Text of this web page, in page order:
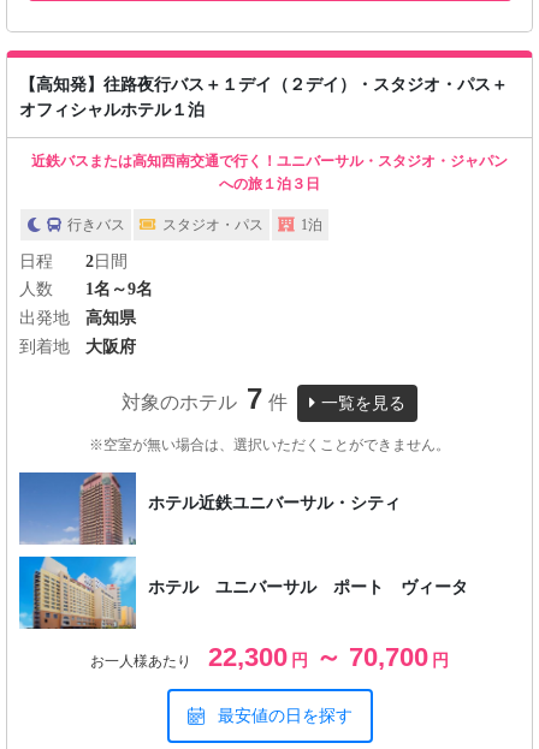
【高知発】往路夜行バス＋１デイ（２デイ）・スタジオ・パス＋
オフィシャルホテル１泊
近鉄バスまたは高知西南交通で行く！ユニバーサル・スタジオ・ジャパン
への旅１泊３日
行きバス スタジオ・パス 1泊
日程 2日間
人数
1名～9名
出発地
高知県
到着地
大阪府
対象のホテル 7 件 一覧を見る
※空室が無い場合は、選択いただくことができません。
ホテル近鉄ユニバーサル・シティ
ホテル ユニバーサル ポート ヴィータ
お一人様あたり 22,300 円 ～ 70,700 円
最安値の日を探す